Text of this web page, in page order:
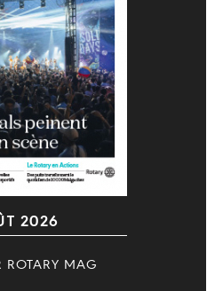
2026
ROTARY MAG